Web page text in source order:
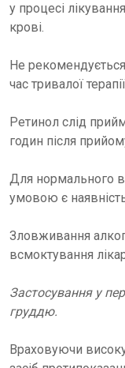
у процесі
крові.
Не рекомендується
час тривалої
Ретинол слід
годин після
Для нормального
умовою є
Зловживання
всмоктування
Застосування у
груддю.
Враховуючи